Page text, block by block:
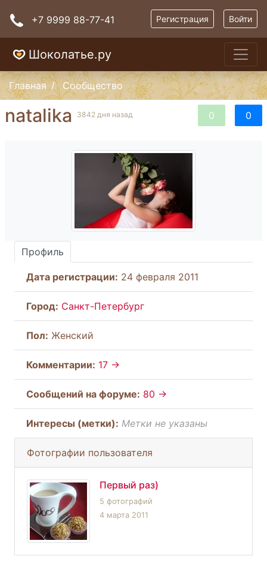
+7 9999 88-77-41 Регистрация Войти
Шоколатье.ру
Главная Сообщество
0 0
natalika 3842 дня назад
Профиль
Дата регистрации: 24 февраля 2011
Город: Санкт-Петербург
Пол: Женский
Комментарии: 17 →
Cообщений на форуме: 80 →
Интересы (метки): Метки не указаны
Фотографии пользователя
Первый раз)
5 фотографий
4 марта 2011